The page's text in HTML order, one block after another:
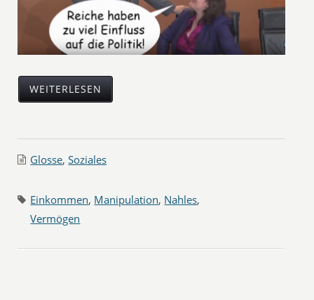
WEITERLESEN
Glosse,Soziales
Einkommen, Manipulation, Nahles,
Vermögen